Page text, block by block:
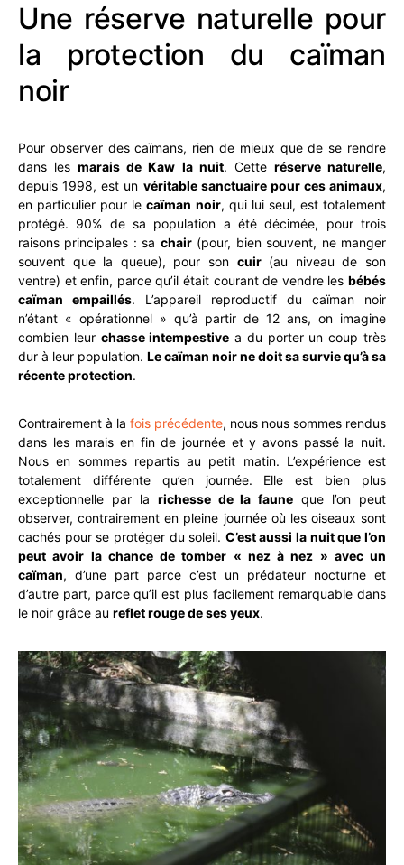
Une réserve naturelle pour
la protection du caïman
noir
Pour observer des caïmans, rien de mieux que de se rendre
dans lesmarais de Kaw la nuit. Cette réserve naturelle,
depuis 1998, est un véritable sanctuaire pour ces animaux,
en particulier pour lecaïman noir, qui lui seul, est totalement
protégé. 90% de sa population a été décimée, pour trois
raisons principales : sa chair(pour, bien souvent, ne manger
souvent que la queue), pour son cuir(au niveau de son
ventre) et enfin, parce qu’il était courant de vendre les bébés
caïman empaillés. L’appareil reproductif du caïman noir
n’étant « opérationnel » qu’à partir de 12 ans, on imagine
combien leur chasse intempestive a du porter un coup très
dur à leur population. Le caïman noir ne doit sa survie qu’à sa
récente protection.
Contrairement à la fois précédente, nous nous sommes rendus
dans les marais en fin de journée et y avons passé la nuit.
Nous en sommes repartis au petit matin. L’expérience est
totalement différente qu’en journée. Elle est bien plus
exceptionnelle par la richesse de la faune que l’on peut
observer, contrairement en pleine journée où les oiseaux sont
cachés pour se protéger du soleil. C’est aussi la nuit que l’on
peut avoir la chance de tomber « nez à nez » avec un
caïman, d’une part parce c’est un prédateur nocturne et
d’autre part, parce qu’il est plus facilement remarquable dans
le noir grâce au reflet rouge de ses yeux.